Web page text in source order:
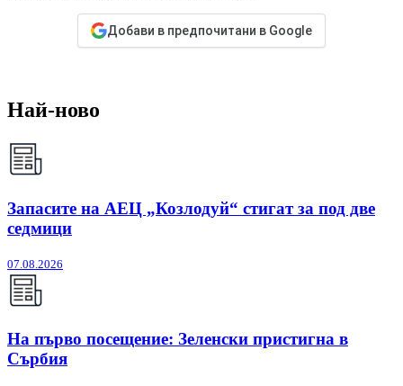
Добави в предпочитани в Google
Най-ново
Запасите на АЕЦ „Козлодуй“ стигат за под две
седмици
07.08.2026
На първо посещение: Зеленски пристигна в
Сърбия